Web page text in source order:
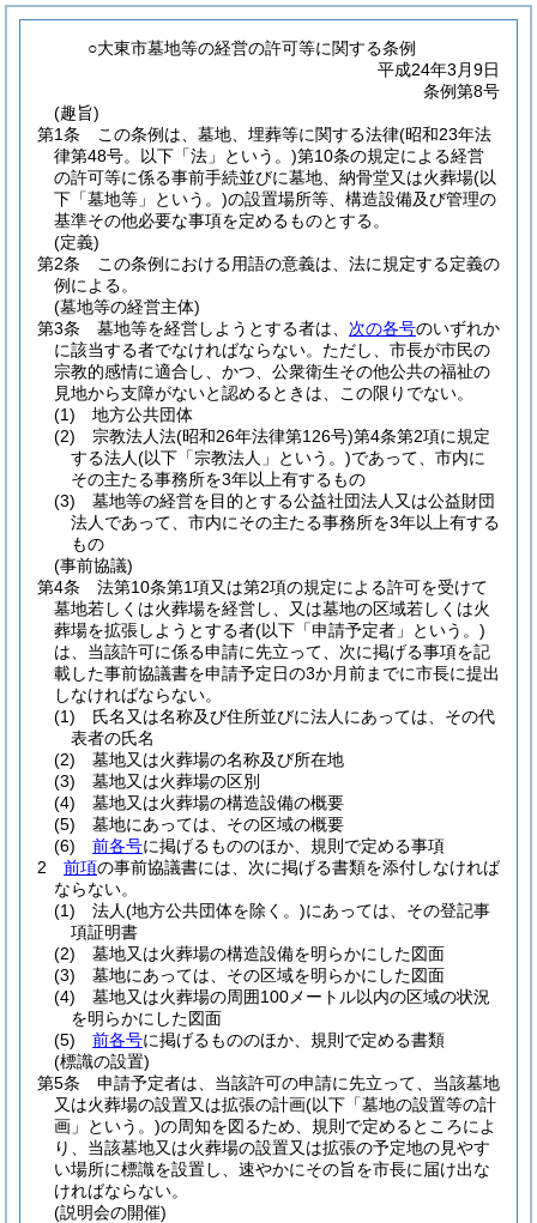
○大東市墓地等の経営の許可等に関する条例
平成24年3月9日
条例第8号
(趣旨)
第1条
この条例は、墓地、埋葬等に関する法律(昭和23年法
律第48号。以下「法」という。)第10条の規定による経営
の許可等に係る事前手続並びに墓地、納骨堂又は火葬場(以
下「墓地等」という。)の設置場所等、構造設備及び管理の
基準その他必要な事項を定めるものとする。
(定義)
第2条
この条例における用語の意義は、法に規定する定義の
例による。
(墓地等の経営主体)
第3条
墓地等を経営しようとする者は、 次の各号のいずれか
に該当する者でなければならない。 ただし、市長が市民の
宗教的感情に適合し、かつ、公衆衛生その他公共の福祉の
見地から支障がないと認めるときは、この限りでない。
(1)
地方公共団体
(2)
宗教法人法(昭和26年法律第126号)第4条第2項に規定
する法人(以下「宗教法人」という。)であって、市内に
その主たる事務所を3年以上有するもの
(3)
墓地等の経営を目的とする公益社団法人又は公益財団
法人であって、市内にその主たる事務所を3年以上有する
もの
(事前協議)
第4条
法第10条第1項又は第2項の規定による許可を受けて
墓地若しくは火葬場を経営し、又は墓地の区域若しくは火
葬場を拡張しようとする者(以下「申請予定者」という。)
は、当該許可に係る申請に先立って、次に掲げる事項を記
載した事前協議書を申請予定日の3か月前までに市長に提出
しなければならない。
(1)
氏名又は名称及び住所並びに法人にあっては、その代
表者の氏名
(2)
墓地又は火葬場の名称及び所在地
(3)
墓地又は火葬場の区別
(4)
墓地又は火葬場の構造設備の概要
(5)
墓地にあっては、その区域の概要
(6)
前各号に掲げるもののほか、規則で定める事項
2
前項の事前協議書には、次に掲げる書類を添付しなければ
ならない。
(1)
法人(地方公共団体を除く。)にあっては、その登記事
項証明書
(2)
墓地又は火葬場の構造設備を明らかにした図面
(3)
墓地にあっては、その区域を明らかにした図面
(4)
墓地又は火葬場の周囲100メートル以内の区域の状況
を明らかにした図面
(5)
前各号に掲げるもののほか、規則で定める書類
(標識の設置)
第5条
申請予定者は、当該許可の申請に先立って、当該墓地
又は火葬場の設置又は拡張の計画(以下「墓地の設置等の計
画」という。)の周知を図るため、規則で定めるところによ
り、当該墓地又は火葬場の設置又は拡張の予定地の見やす
い場所に標識を設置し、速やかにその旨を市長に届け出な
ければならない。
(説明会の開催)